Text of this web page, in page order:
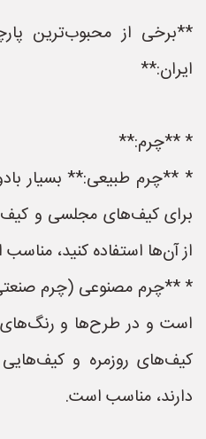
**برخی از محبوب‌ترین
ایران:**
* **چرم:**
* **چرم طبیعی:** بسیار
برای کیف‌های مجلسی و
از آن‌ها استفاده کنید،
* **چرم مصنوعی (چرم
است و در طرح‌ها و
کیف‌های روزمره و
دارند، مناسب است.